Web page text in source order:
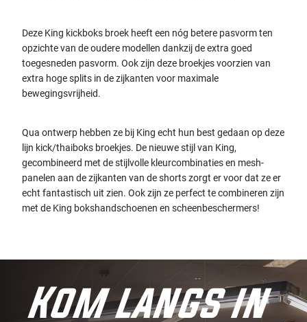
Deze King kickboks broek heeft een nóg betere pasvorm ten
opzichte van de oudere modellen dankzij de extra goed
toegesneden pasvorm. Ook zijn deze broekjes voorzien van
extra hoge splits in de zijkanten voor maximale
bewegingsvrijheid.
Qua ontwerp hebben ze bij King echt hun best gedaan op deze
lijn kick/thaiboks broekjes. De nieuwe stijl van King,
gecombineerd met de stijlvolle kleurcombinaties en mesh-
panelen aan de zijkanten van de shorts zorgt er voor dat ze er
echt fantastisch uit zien. Ook zijn ze perfect te combineren zijn
met de King bokshandschoenen en scheenbeschermers!
Kom langs in